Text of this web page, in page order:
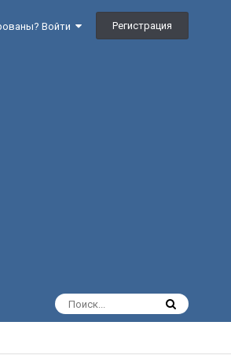
Войти Регистрация